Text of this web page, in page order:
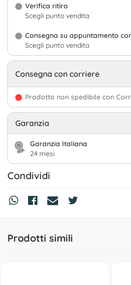
Verifica ritiro
Scegli punto vendita
Consegna su appuntamento
Scegli punto vendita
Consegna con corriere
Prodotto non spedibile con
Garanzia
Garanzia Italiana
24 mesi
Condividi
Prodotti simili